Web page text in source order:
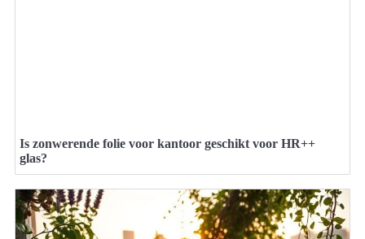
Is zonwerende folie voor kantoor geschikt voor HR++
glas?